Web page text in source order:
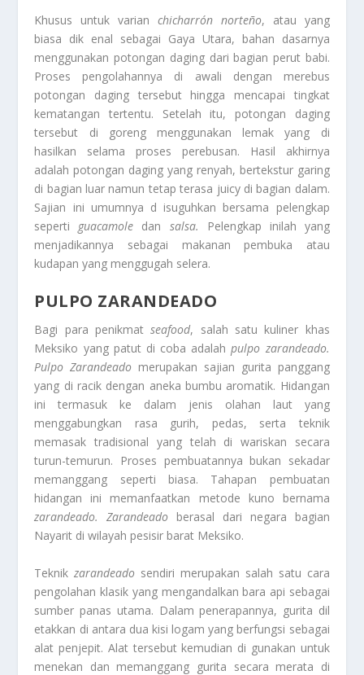
Khusus untuk varian chicharrón norteño, atau yang
biasa dik enal sebagai Gaya Utara, bahan dasarnya
menggunakan potongan daging dari bagian perut babi.
Proses pengolahannya di awali dengan merebus
potongan daging tersebut hingga mencapai tingkat
kematangan tertentu. Setelah itu, potongan daging
tersebut di goreng menggunakan lemak yang di
hasilkan selama proses perebusan. Hasil akhirnya
adalah potongan daging yang renyah, bertekstur garing
di bagian luar namun tetap terasa juicy di bagian dalam.
Sajian ini umumnya d isuguhkan bersama pelengkap
seperti guacamole dan salsa.
Pelengkap inilah yang
menjadikannya sebagai makanan pembuka atau
kudapan yang menggugah selera.
PULPO ZARANDEADO
Bagi para penikmatseafood, salah satu kuliner khas
Meksiko yang patut di coba adalahpulpo zarandeado.
Pulpo Zarandeado merupakan sajian gurita panggang
yang di racik dengan aneka bumbu aromatik. Hidangan
ini termasuk ke dalam jenis olahan laut yang
menggabungkan rasa gurih, pedas, serta teknik
memasak tradisional yang telah di wariskan secara
turun-temurun. Proses pembuatannya bukan sekadar
memanggang seperti biasa. Tahapan pembuatan
hidangan ini memanfaatkan metode kuno bernama
zarandeado. Zarandeado berasal dari negara bagian
Nayarit di wilayah pesisir barat Meksiko.
Teknikzarandeado sendiri merupakan salah satu cara
pengolahan klasik yang mengandalkan bara api sebagai
sumber panas utama. Dalam penerapannya, gurita dil
etakkan di antara dua kisi logam yang berfungsi sebagai
alat penjepit. Alat tersebut kemudian di gunakan untuk
menekan dan memanggang gurita secara merata di